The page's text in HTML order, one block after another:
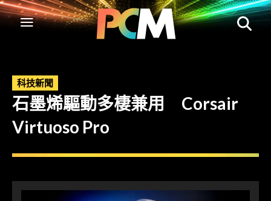
科技新聞
石墨烯驅動多棲兼用 Corsair
Virtuoso Pro